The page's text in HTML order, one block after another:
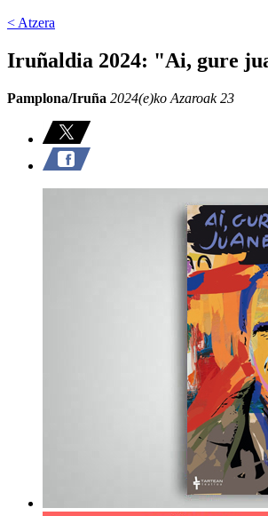
< Atzera
Iruñaldia 2024: "Ai, gure
Pamplona/Iruña 2024(e)ko Azaroak 23